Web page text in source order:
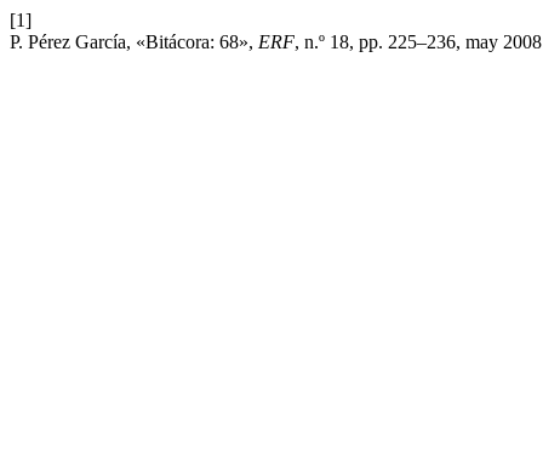
[1]
P. Pérez García, «Bitácora: 68», ERF, n.º 18, pp. 225–236, may